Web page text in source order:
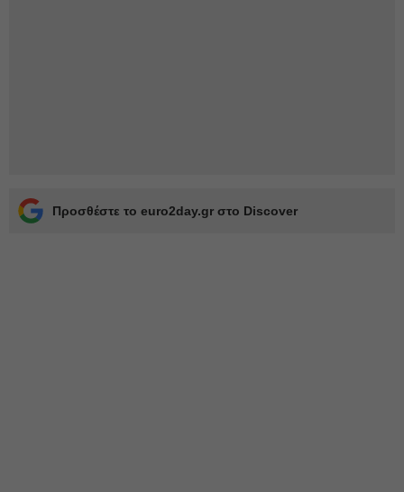
Προσθέστε το euro2day.gr στο Discover